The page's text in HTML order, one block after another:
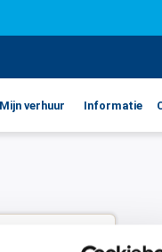
Mijn verhuur Informatie